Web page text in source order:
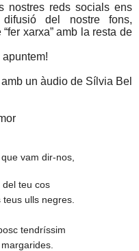
nostres reds socials ens
del nostre fons,
xarxa” amb la resta de
un àudio de Sílvia Bel
vam dir-nos,
teu cos
ulls negres.
tendríssim